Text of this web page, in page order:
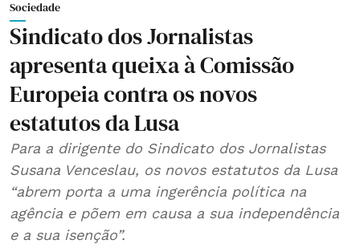
Sociedade
Sindicato dos Jornalistas
apresenta queixa à Comissão
Europeia contra os novos
estatutos da Lusa
Para a dirigente do Sindicato dos Jornalistas
Susana Venceslau, os novos estatutos da Lusa
“abrem porta a uma ingerência política na
agência e põem em causa a sua independência
e a sua isenção”.